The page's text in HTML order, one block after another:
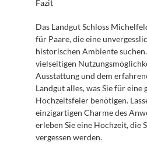
Fazit
Das Landgut Schloss
für Paare, die eine
historischen Ambiente
vielseitigen
Ausstattung und dem
Landgut alles, was Sie für eine
Hochzeitsfeier benötigen.
einzigartigen Charme des
erleben Sie eine Hochzeit, die
vergessen werden.